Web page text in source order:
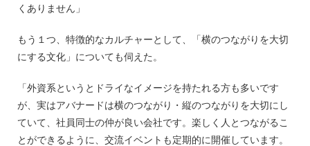
くありません」
もう１つ、特徴的なカルチャーとして、「横のつながりを大切
にする文化」についても伺えた。
「外資系というとドライなイメージを持たれる方も多いです
が、実はアバナードは横のつながり・縦のつながりを大切にし
ていて、社員同士の仲が良い会社です。楽しく人とつながるこ
とができるように、交流イベントも定期的に開催しています。